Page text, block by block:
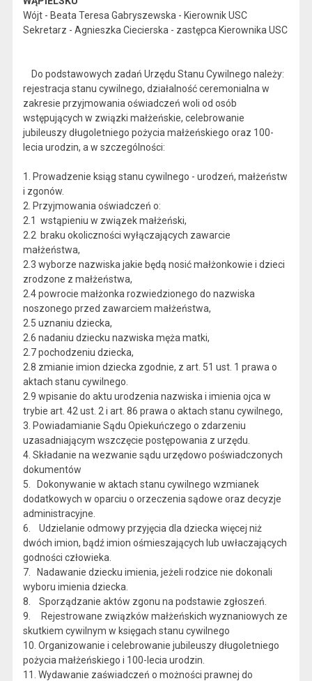
Wójt - Beata Teresa Gabryszewska - Kierownik USC
Sekretarz - Agnieszka Ciecierska - zastępca Kierownika USC
Do podstawowych zadań Urzędu Stanu Cywilnego należy:
rejestracja stanu cywilnego, działalność ceremonialna w
zakresie przyjmowania oświadczeń woli od osób
wstępujących w związki małżeńskie, celebrowanie
jubileuszy długoletniego pożycia małżeńskiego oraz 100-
lecia urodzin, a w szczególności:
1. Prowadzenie ksiąg stanu cywilnego - urodzeń, małżeństw
i zgonów.
2. Przyjmowania oświadczeń o:
2.1 wstąpieniu w związek małżeński,
2.2 braku okoliczności wyłączających zawarcie
małżeństwa,
2.3 wyborze nazwiska jakie będą nosić małżonkowie i dzieci
zrodzone z małżeństwa,
2.4 powrocie małżonka rozwiedzionego do nazwiska
noszonego przed zawarciem małżeństwa,
2.5 uznaniu dziecka,
2.6 nadaniu dziecku nazwiska męża matki,
2.7 pochodzeniu dziecka,
2.8 zmianie imion dziecka zgodnie, z art. 51 ust. 1 prawa o
aktach stanu cywilnego.
2.9 wpisanie do aktu urodzenia nazwiska i imienia ojca w
trybie art. 42 ust. 2 i art. 86 prawa o aktach stanu cywilnego,
3. Powiadamianie Sądu Opiekuńczego o zdarzeniu
uzasadniającym wszczęcie postępowania z urzędu.
4. Składanie na wezwanie sądu urzędowo poświadczonych
dokumentów
5. Dokonywanie w aktach stanu cywilnego wzmianek
dodatkowych w oparciu o orzeczenia sądowe oraz decyzje
administracyjne.
6. Udzielanie odmowy przyjęcia dla dziecka więcej niż
dwóch imion, bądź imion ośmieszających lub uwłaczających
godności człowieka.
7. Nadawanie dziecku imienia, jeżeli rodzice nie dokonali
wyboru imienia dziecka.
8. Sporządzanie aktów zgonu na podstawie zgłoszeń.
9. Rejestrowane związków małżeńskich wyznaniowych ze
skutkiem cywilnym w księgach stanu cywilnego
10. Organizowanie i celebrowanie jubileuszy długoletniego
pożycia małżeńskiego i 100-lecia urodzin.
11. Wydawanie zaświadczeń o możności prawnej do